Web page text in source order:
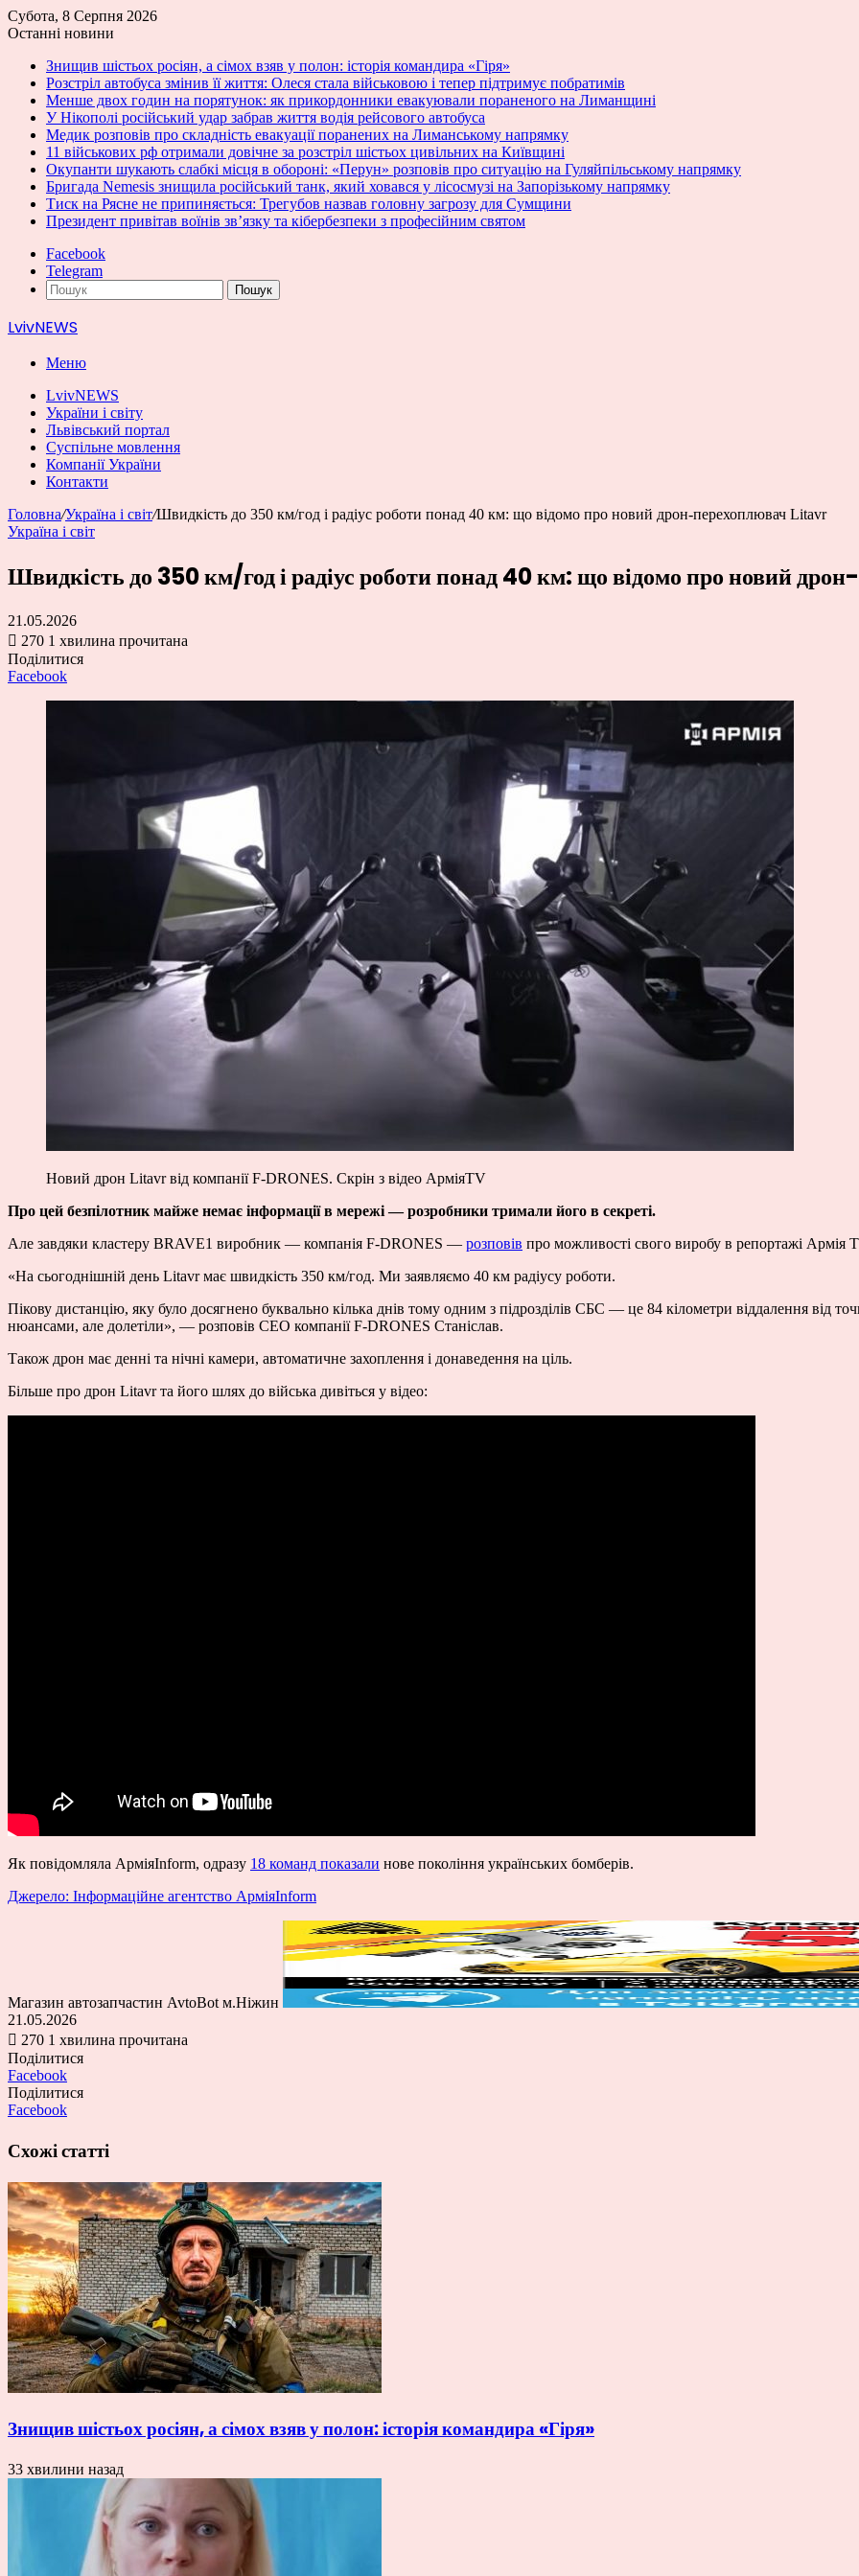
Субота, 8 Серпня 2026
Останні новини
Знищив шістьох росіян, а сімох взяв у полон: історія командира «Гіря»
Розстріл автобуса змінив її життя: Олеся стала військовою і тепер підтримує побратимів
Менше двох годин на порятунок: як прикордонники евакуювали пораненого на Лиманщині
У Нікополі російський удар забрав життя водія рейсового автобуса
Медик розповів про складність евакуації поранених на Лиманському напрямку
11 військових рф отримали довічне за розстріл шістьох цивільних на Київщині
Окупанти шукають слабкі місця в обороні: «Перун» розповів про ситуацію на Гуляйпільському напрямку
Бригада Nemesis знищила російський танк, який ховався у лісосмузі на Запорізькому напрямку
Тиск на Рясне не припиняється: Трегубов назвав головну загрозу для Сумщини
Президент привітав воїнів зв’язку та кібербезпеки з професійним святом
Facebook
Telegram
Пошук
LvivNEWS
Меню
LvivNEWS
України і світу
Львівський портал
Суспільне мовлення
Компанії України
Контакти
Головна/Україна і світ/Швидкість до 350 км/год і радіус роботи понад 40 км: що відомо про новий дрон-перехоплювач Litavr
Україна і світ
Швидкість до 350 км/год і радіус роботи понад 40 км: що відомо про новий
21.05.2026
270 1 хвилина прочитана
Поділитися
Facebook
Новий дрон Litavr від компанії F-DRONES. Скрін з відео АрміяTV
Про цей безпілотник майже немає інформації в мережі — розробники тримали його в секреті.
Але завдяки кластеру BRAVE1 виробник — компанія F-DRONES — розповів про можливості свого виробу в репортажі Армія
«На сьогоднішній день Litavr має швидкість 350 км/год. Ми заявляємо 40 км радіусу роботи.
Пікову дистанцію, яку було досягнено буквально кілька днів тому одним з підрозділів СБС — це 84 кілометри віддалення від
нюансами, але долетіли», — розповів CEO компанії F-DRONES Станіслав.
Також дрон має денні та нічні камери, автоматичне захоплення і донаведення на ціль.
Більше про дрон Litavr та його шлях до війська дивіться у відео:
Як повідомляла АрміяInform, одразу 18 команд показали нове покоління українських бомберів.
Джерело: Інформаційне агентство АрміяInform
Магазин автозапчастин AvtoBot м.Ніжин
21.05.2026
270 1 хвилина прочитана
Поділитися
Facebook
Поділитися
Facebook
Схожі статті
Знищив шістьох росіян, а сімох взяв у полон: історія командира «Гіря»
33 хвилини назад